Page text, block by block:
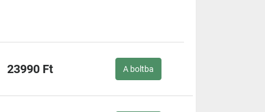
23990 Ft A boltba